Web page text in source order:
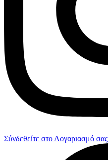
Σύνδεθείτε στο Λογαριασμό σας